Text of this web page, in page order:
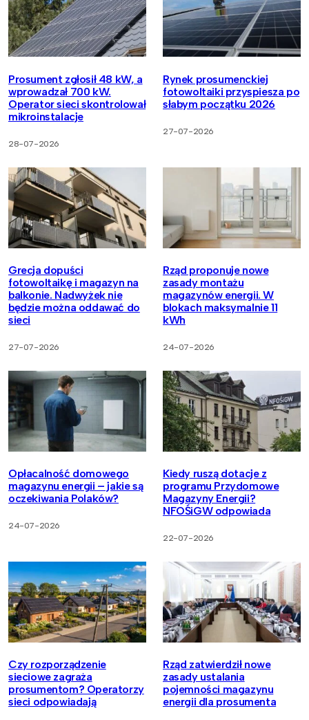
Prosument zgłosił 48 kW, a
wprowadzał 700 kW.
Operator sieci skontrolował
mikroinstalacje
28-07-2026
Rynek prosumenckiej
fotowoltaiki przyspiesza po
słabym początku 2026
27-07-2026
Grecja dopuści
fotowoltaikę i magazyn na
balkonie. Nadwyżek nie
będzie można oddawać do
sieci
27-07-2026
Rząd proponuje nowe
zasady montażu
magazynów energii. W
blokach maksymalnie 11
kWh
24-07-2026
Opłacalność domowego
magazynu energii – jakie są
oczekiwania Polaków?
24-07-2026
Kiedy ruszą dotacje z
programu Przydomowe
Magazyny Energii?
NFOŚiGW odpowiada
22-07-2026
Czy rozporządzenie
sieciowe zagraża
prosumentom? Operatorzy
sieci odpowiadają
Rząd zatwierdził nowe
zasady ustalania
pojemności magazynu
energii dla prosumenta